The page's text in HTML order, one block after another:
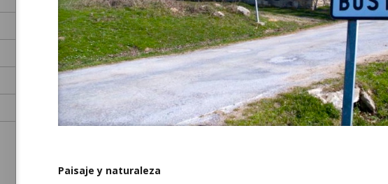
Paisaje y naturaleza